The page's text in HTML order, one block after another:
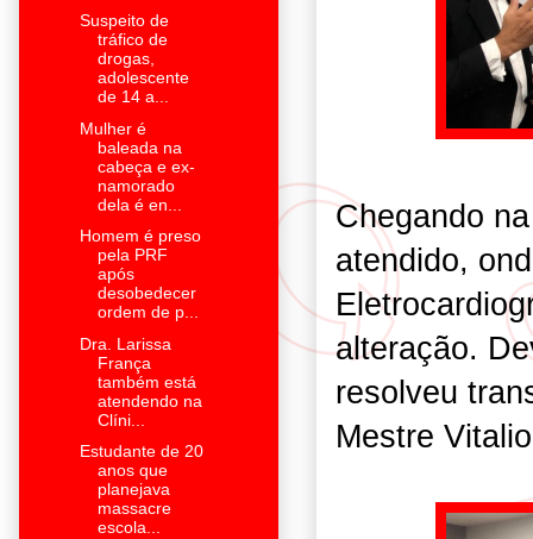
Chegando
atendido,
alteração.
resolveu
Mestre
Suspeito de
tráfico de
drogas,
adolescente
de 14 a...
Mulher é
baleada na
cabeça e ex-
namorado
dela é en...
Homem é preso
pela PRF
após
desobedecer
ordem de p...
Dra. Larissa
França
também está
atendendo na
Clíni...
Estudante de 20
anos que
planejava
massacre
escola...